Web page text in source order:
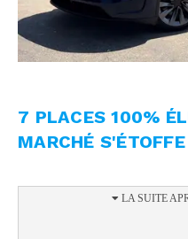
7 PLACES 100%
MARCHÉ